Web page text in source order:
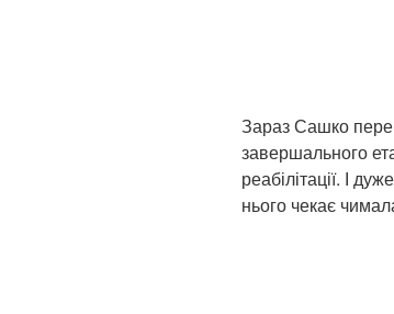
Зараз Сашко
завершального
реабілітації. І
нього чекає